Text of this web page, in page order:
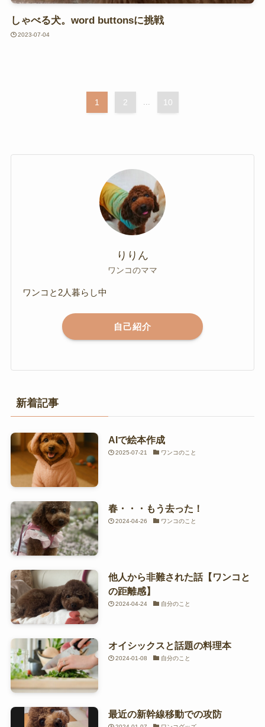
しゃべる犬。word buttonsに挑戦
2023-07-04
1 2 10
りりん
ワンコのママ
ワンコと2人暮らし中
自己紹介
新着記事
AIで絵本作成
2025-07-21 ワンコのこと
春・・・もう去った！
2024-04-26 ワンコのこと
他人から非難された話【ワンコと
の距離感】
2024-04-24 自分のこと
オイシックスと話題の料理本
2024-01-08 自分のこと
最近の新幹線移動での攻防